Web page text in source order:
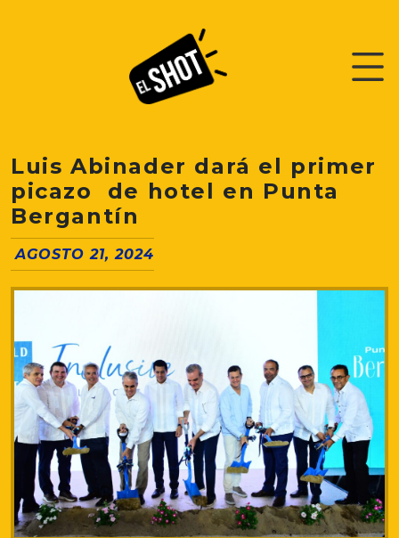
Luis Abinader dará el primer
picazo de hotel en Punta
Bergantín
AGOSTO 21, 2024